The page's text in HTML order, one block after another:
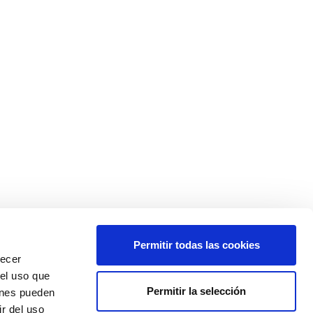
uso que
pueden
del uso
Permitir todas las cookies
Permitir la selección